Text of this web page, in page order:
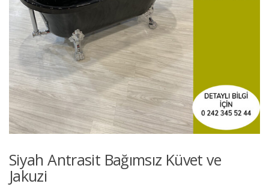
Siyah Antrasit Bağımsız Küvet ve
Jakuzi